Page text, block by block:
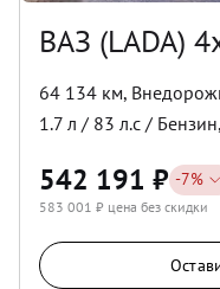
ВАЗ (LADA)
64 134 км,
1.7 л / 83 л.с / Бензин,
542 191 ₽ -7%
583 001 ₽ цена без скидки